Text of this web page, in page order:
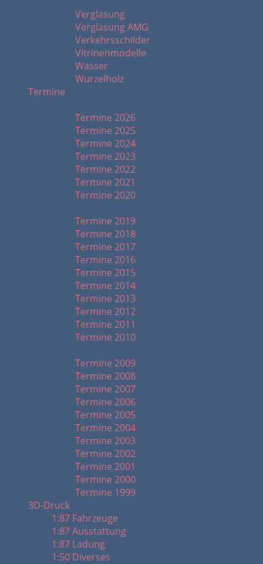
Verglasung
Verglasung AMG
Verkehrsschilder
Vitrinenmodelle
Wasser
Wurzelholz
Termine
Termine 2026
Termine 2025
Termine 2024
Termine 2023
Termine 2022
Termine 2021
Termine 2020
Termine 2019
Termine 2018
Termine 2017
Termine 2016
Termine 2015
Termine 2014
Termine 2013
Termine 2012
Termine 2011
Termine 2010
Termine 2009
Termine 2008
Termine 2007
Termine 2006
Termine 2005
Termine 2004
Termine 2003
Termine 2002
Termine 2001
Termine 2000
Termine 1999
3D-Druck
1:87 Fahrzeuge
1:87 Ausstattung
1:87 Ladung
1:50 Diverses